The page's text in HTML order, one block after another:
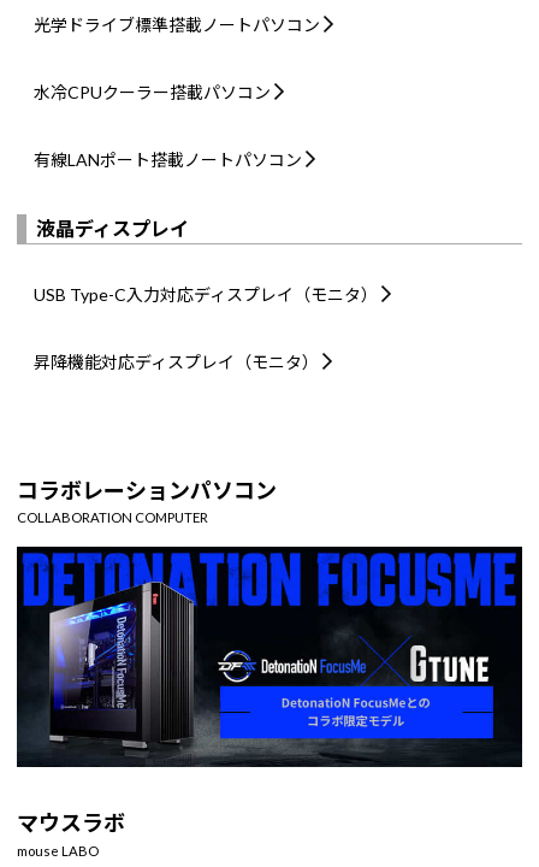
光学ドライブ標準搭載ノートパソコン
水冷CPUクーラー搭載パソコン
有線LANポート搭載ノートパソコン
液晶ディスプレイ
USB Type-C入力対応ディスプレイ（モニタ）
昇降機能対応ディスプレイ（モニタ）
コラボレーションパソコン
COLLABORATION COMPUTER
マウスラボ
mouse LABO